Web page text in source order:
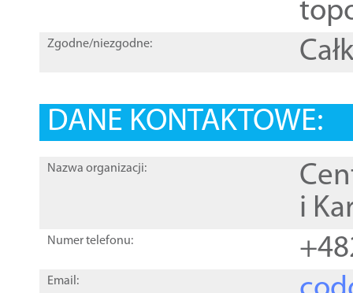
Zgodne/niezgodne:
DANE KONTAKTOWE:
Nazwa organizacji:
i
Numer telefonu:
Email: